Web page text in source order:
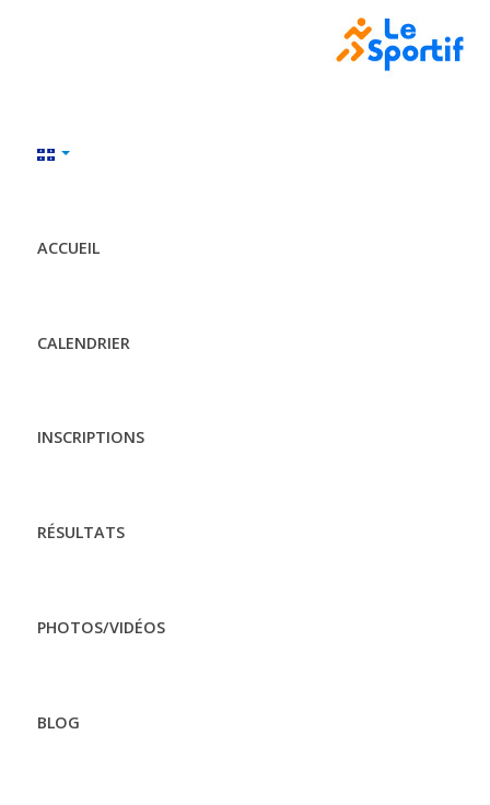
ACCUEIL
CALENDRIER
INSCRIPTIONS
RÉSULTATS
PHOTOS/VIDÉOS
BLOG